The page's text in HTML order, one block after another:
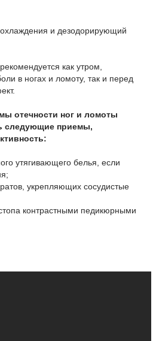
и дезодорирующий
как утром,
в ногах и ломоту, так и перед
отечности ног и ломоты
следующие приемы,
утягивающего белья, если
укрепляющих сосудистые
контрастными педикюрными